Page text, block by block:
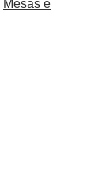
Mesas e